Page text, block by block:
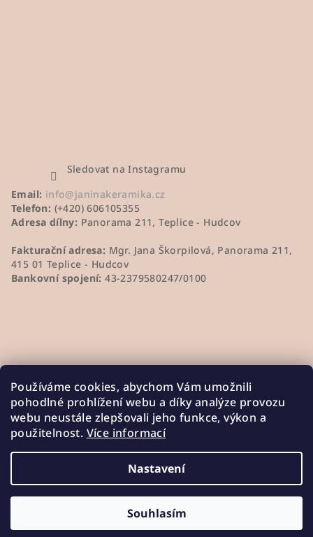
Používáme cookies, abychom Vám umožnili
pohodlné prohlížení webu a díky analýze provozu
webu neustále zlepšovali jeho funkce, výkon a
použitelnost. Více informací
Nastavení
Souhlasím
Sledovat na Instagramu
Email: info@janinakeramika.cz
Telefon: (+420) 606105355
Adresa dílny: Panorama 211, Teplice - Hudcov
Fakturační adresa: Mgr. Jana Škorpilová, Panorama 211,
415 01 Teplice - Hudcov
Bankovní spojení: 43-2379580247/0100
Copyright 2026JaninaKeramika. Všechna práva
vyhrazena.
Vytvořil Shoptet